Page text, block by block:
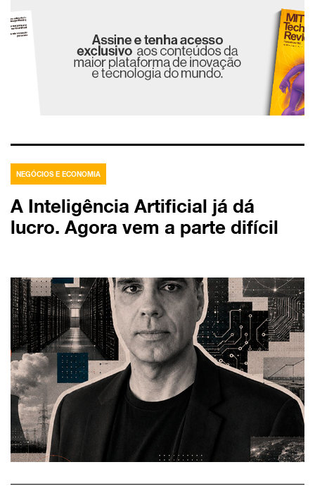
NEGÓCIOS E ECONOMIA
A Inteligência Artificial já dá
lucro. Agora vem a parte difícil